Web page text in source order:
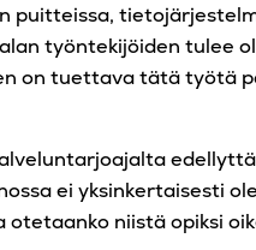
puitteissa,
työntekijöiden tulee
on tuettava tätä työtä
ei yksinkertaisesti
niistä opiksi